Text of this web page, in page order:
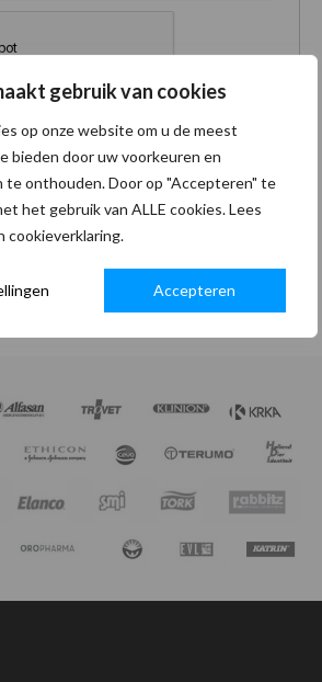
gebruik van cookies
op onze website om u de meest
bieden door uw voorkeuren en
te onthouden. Door op "Accepteren" te
het gebruik van ALLE cookies. Lees
cookieverklaring.
Accepteren
worden gebruikt om je
te ondersteunen, om toegang
en voor andere doeleinden
in onzeprivacybeleid.